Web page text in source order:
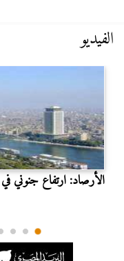
الفيديو
الأرصاد: ارتفاع جنوني في